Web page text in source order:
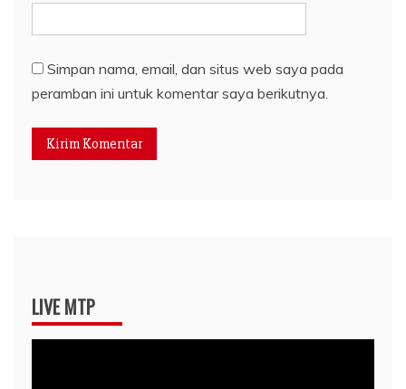
Simpan nama, email, dan situs web saya pada
peramban ini untuk komentar saya berikutnya.
LIVE MTP